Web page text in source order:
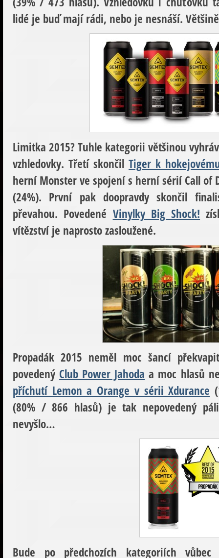
lidé je buď mají rádi, nebo je nesnáší.
Limitka 2015? Tuhle kategorii většinou
vzhledovky. Třetí skončil Tiger k
herní Monster ve spojení s herní sérií Call of
(24%). První pak doopravdy skončil
převahou. Povedené Vinylky Big Shock!
vítězství je naprosto zasloužené.
Propadák 2015 neměl moc šancí
povedený Club Power Jahoda a moc hlasů
příchutí Lemon a Orange v sérii Xdurance
(80% / 866 hlasů) je tak nepovedený
nevyšlo…
Bude po předchozích kategoriích